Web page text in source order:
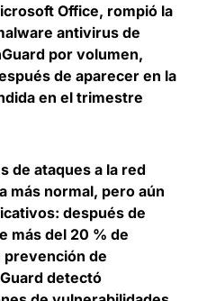
Office, rompió la
antivirus de
por volumen,
de aparecer en la
en el trimestre
de ataques a la red
más normal, pero aún
después de
más del 20 % de
de
detectó